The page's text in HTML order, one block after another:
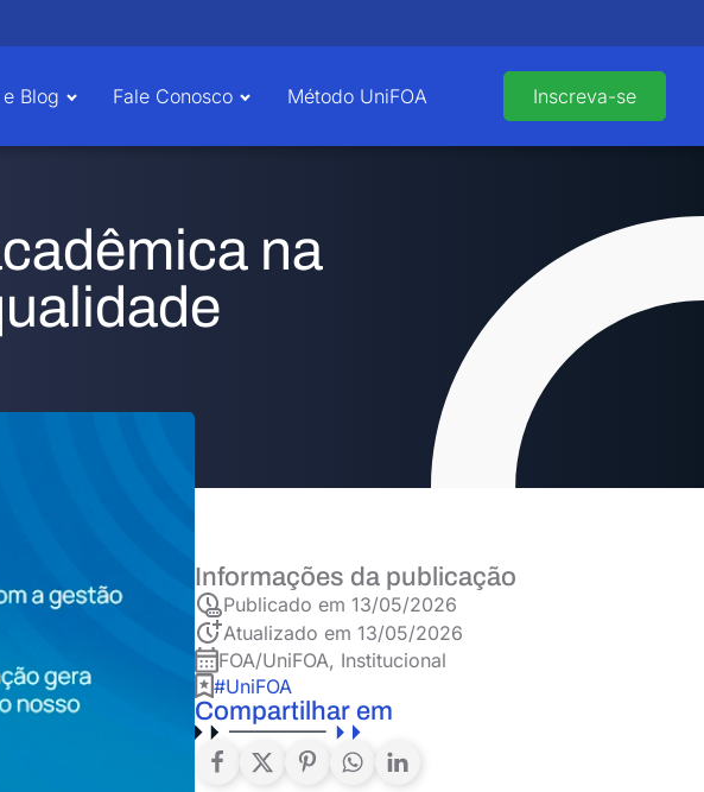
Blog Fale Conosco Método UniFOA Inscreva-se
na
Informações da publicação
Publicado em13/05/2026
Atualizado em 13/05/2026
FOA/UniFOA, Institucional
#UniFOA
Compartilhar em